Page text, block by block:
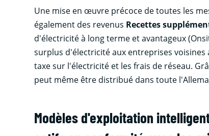
Une mise en œuvre précoce de toutes les
également des revenus Recettes
d'électricité à long terme et avantageux
surplus d'électricité aux entreprises
taxe sur l'électricité et les frais de réseau.
peut même être distribué dans toute
Modèles d'exploitation